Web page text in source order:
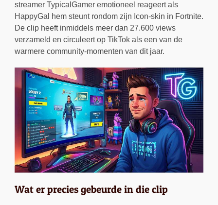
streamer TypicalGamer emotioneel reageert als
HappyGal hem steunt rondom zijn Icon-skin in Fortnite.
De clip heeft inmiddels meer dan 27.600 views
verzameld en circuleert op TikTok als een van de
warmere community-momenten van dit jaar.
Wat er precies gebeurde in die clip